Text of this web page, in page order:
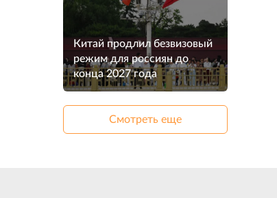
Китай продлил безвизовый
режим для россиян до
конца 2027 года
Смотреть еще